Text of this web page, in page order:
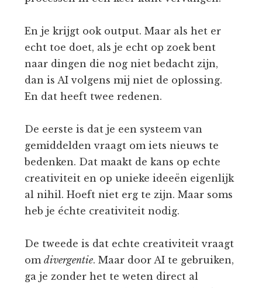
En je krijgt ook output. Maar als het er
echt toe doet, als je echt op zoek bent
naar dingen die nog niet bedacht zijn,
dan is AI volgens mij niet de oplossing.
En dat heeft twee redenen.
De eerste is dat je een systeem van
gemiddelden vraagt om iets nieuws te
bedenken. Dat maakt de kans op echte
creativiteit en op unieke ideeën eigenlijk
al nihil. Hoeft niet erg te zijn. Maar soms
heb je échte creativiteit nodig.
De tweede is dat echte creativiteit vraagt
omdivergentie. Maar door AI te gebruiken,
ga je zonder het te weten direct al